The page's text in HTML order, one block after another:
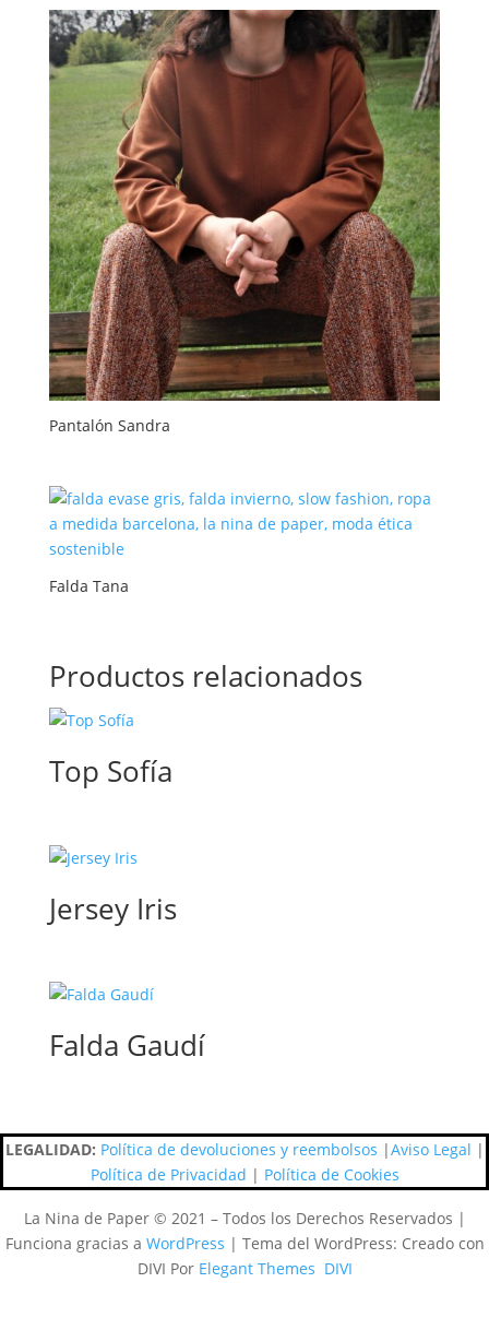
Pantalón Sandra
Falda Tana
Productos relacionados
Top Sofía
Jersey Iris
Falda Gaudí
LEGALIDAD: Política de devoluciones y reembolsos |Aviso Legal |
Política de Privacidad | Política de Cookies
La Nina de Paper © 2021 – Todos los Derechos Reservados |
Funciona gracias a WordPress | Tema del WordPress: Creado con
DIVI Por Elegant Themes DIVI